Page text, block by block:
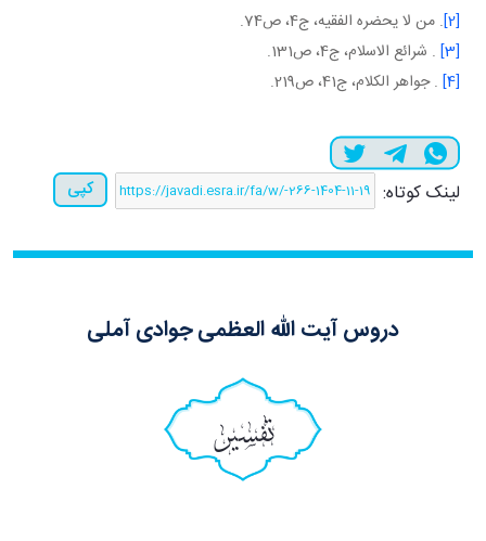
[2] . من لا يحضره الفقيه، ج4، ص74.
[3]
. شرائع الاسلام، ج4، ص131.
[4]
. جواهر الکلام، ج41، ص219.
لینک کوتاه: کپی
دروس آیت الله العظمی جوادی آملی
تفسیر